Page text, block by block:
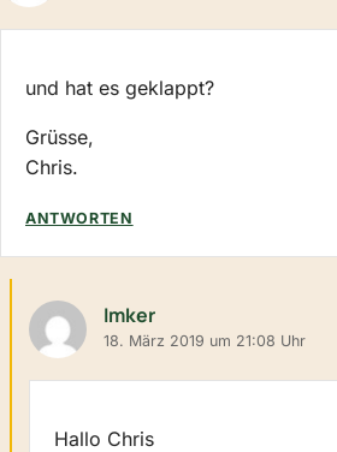
und hat es geklappt?
Grüsse,
Chris.
ANTWORTEN
Imker
18. März 2019 um 21:08 Uhr
Hallo Chris